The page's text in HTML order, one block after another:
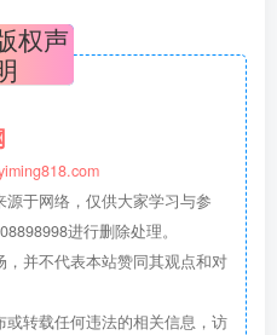
权声
于网络，仅供大家学习与参
进行删除处理。
并不代表本站赞同其观点和对
转载任何违法的相关信息，访